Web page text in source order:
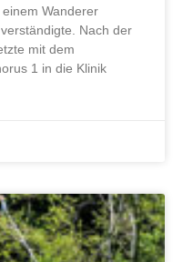
Wanderer
Nach der
mit dem
1 in die Klinik